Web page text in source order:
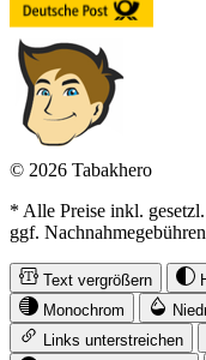
© 2026 Tabakhero
* Alle Preise inkl.
ggf.
Text vergrößern
Monochrom
Links unterstreichen